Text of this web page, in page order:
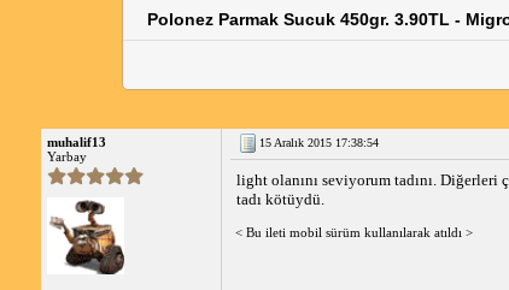
Polonez Parmak Sucuk 450gr. 3.90TL -
muhalif13
Yarbay
15 Aralık 2015 17:38:54
light olanını seviyorum tadını. Diğerleri
tadı kötüydü.
< Bu ileti mobil sürüm kullanılarak atıldı >